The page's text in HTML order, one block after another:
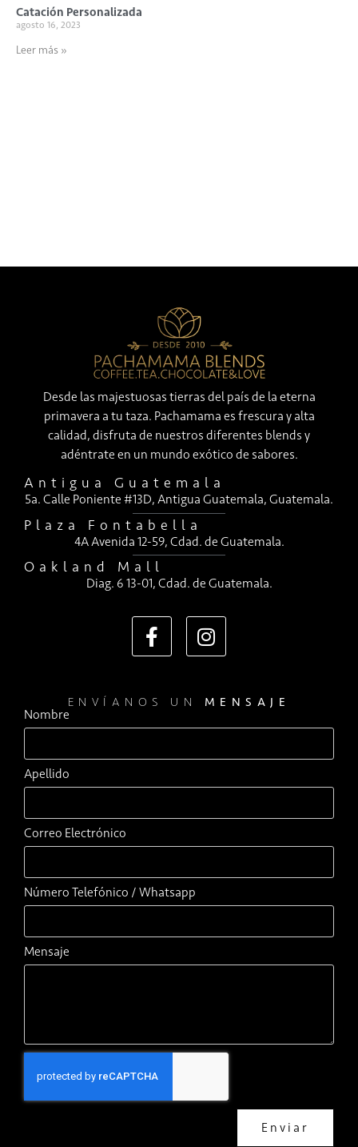
Catación Personalizada
agosto 16, 2023
Leer más »
Desde las majestuosas tierras del país de la eterna
primavera a tu taza. Pachamama es frescura y alta
calidad, disfruta de nuestros diferentes blends y
adéntrate en un mundo exótico de sabores.
Antigua Guatemala
5a. Calle Poniente #13D, Antigua Guatemala, Guatemala.
Plaza Fontabella
4A Avenida 12-59, Cdad. de Guatemala.
Oakland Mall
Diag. 6 13-01, Cdad. de Guatemala.
ENVÍANOS UN MENSAJE
Nombre
Apellido
Correo Electrónico
Número Telefónico / Whatsapp
Mensaje
Enviar